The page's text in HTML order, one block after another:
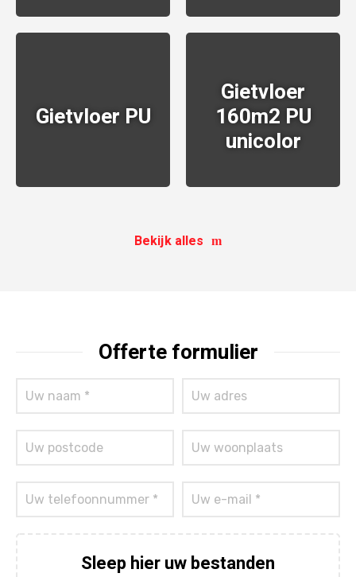
Gietvloer PU
Gietvloer
160m2 PU
unicolor
BEKIJKEN
Bekijk alles
Offerte formulier
Sleep hier uw bestanden